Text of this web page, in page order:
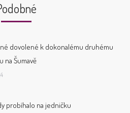
dovolené k dokonalému druhému
na Šumavě
probíhalo na jedničku